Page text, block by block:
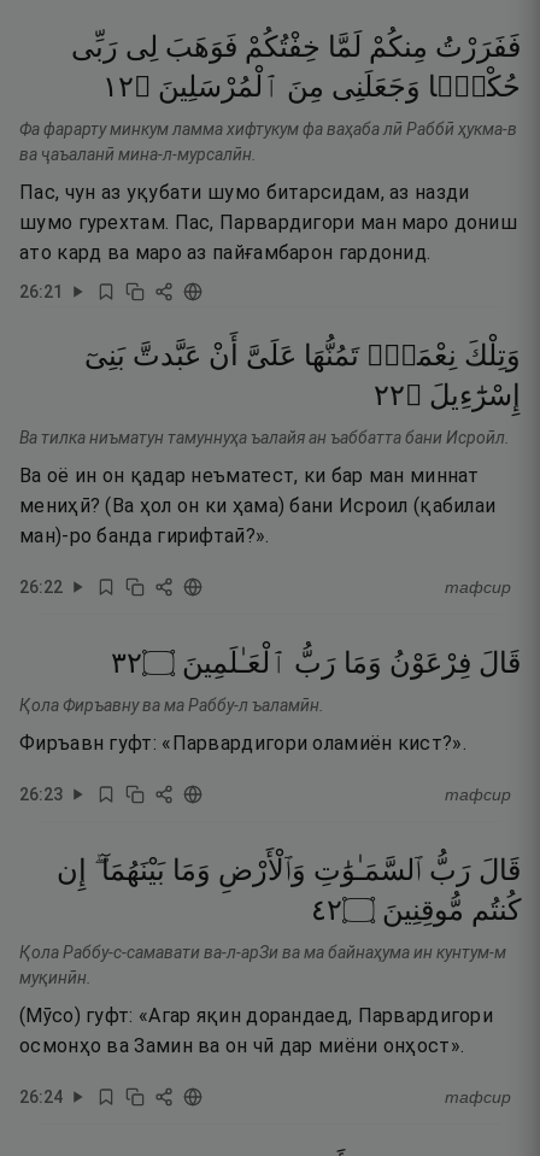
فَفَرَرْتُ مِنكُمْ لَمَّا خِفْتُكُمْ فَوَهَبَ لِى رَبِّى
حُكْمًۭا وَجَعَلَنِى مِنَ ٱلْمُرْسَلِينَ ۝٢١
Фа фарарту минкум ламма хифтукум фа ваҳаба лӣ Раббӣ ҳукма-в
ва ҷаъаланӣ мина-л-мурсалӣн.
Пас, чун аз уқубати шумо битарсидам, аз назди
шумо гурехтам. Пас, Парвардигори ман маро дониш
ато кард ва маро аз пайғамбарон гардонид.
26:21
وَتِلْكَ نِعْمَةٌۭ تَمُنُّهَا عَلَىَّ أَنْ عَبَّدتَّ بَنِىٓ
إِسْرَٰٓءِيلَ ۝٢٢
Ва тилка ниъматун тамуннуҳа ъалайя ан ъаббатта бани Исроӣл.
Ва оё ин он қадар неъматест, ки бар ман миннат
мениҳӣ? (Ва ҳол он ки ҳама) бани Исроил (қабилаи
ман)-ро банда гирифтаӣ?».
26:22 тафсир
قَالَ فِرْعَوْنُ وَمَا رَبُّ ٱلْعَـٰلَمِينَ ۝٢٣
Қола Фиръавну ва ма Раббу-л ъаламӣн.
Фиръавн гуфт: «Парвардигори оламиён кист?».
26:23 тафсир
قَالَ رَبُّ ٱلسَّمَـٰوَٰتِ وَٱلْأَرْضِ وَمَا بَيْنَهُمَآ ۖ
إِن
كُنتُم مُّوقِنِينَ ۝٢٤
Қола Раббу-с-самавати ва-л-арЗи ва ма байнаҳума ин кунтум-м
муқинӣн.
(Мӯсо) гуфт: «Агар яқин дорандаед, Парвардигори
осмонҳо ва Замин ва он чӣ дар миёни онҳост».
26:24 тафсир